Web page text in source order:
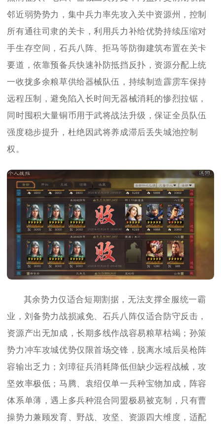
邻近弱势势力，集中兵力率先攻入关中资源州，控制
所有通往司隶的关卡，利用兵力补给优势持续压缩对
手生存空间，石兵八阵、拒马等防御建筑布置在关卡
要道，依靠预备兵快速补防抵挡反扑，资源分配上统
一收拢多余粮草供给器械队伍，持续制造霹雳车保持
远程压制，避免陷入长时间无器械消耗的惨烈拉锯，
同时囤积大量铜币用于武将战法升级，保证全员队伍
强度稳步提升，杜绝因武将养成滞后丢失城池控制
权。
其余势力仅适合短期割据，无法支撑全服统一霸
业，刘备势力战损减免、石兵八阵仅适合防守反击，
资源产出无加成，长期多线作战容易粮草枯竭；孙策
势力冲车攻城优势仅限首场交锋，脱离水域后吴枪阵
容输出乏力；刘璋征兵消耗降低但缺少远程战械，攻
坚效率极低；马腾、袁绍仅单一兵种宝物加成，阵容
体系单薄，遇上多兵种混合同盟极易被克制，只有曹
操势力兼顾发育、野战、攻坚、资源四大维度，适配